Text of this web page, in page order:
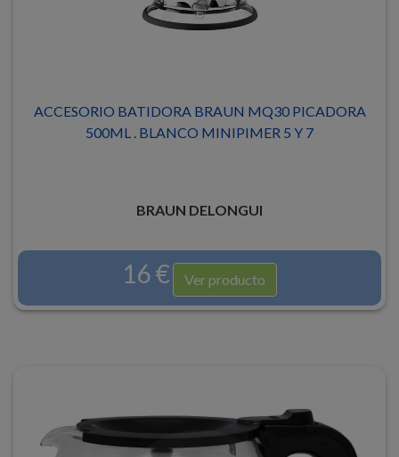
ACCESORIO BATIDORA BRAUN MQ30 PICADORA
500ML . BLANCO MINIPIMER 5 Y 7
BRAUN DELONGUI
16 € Ver producto